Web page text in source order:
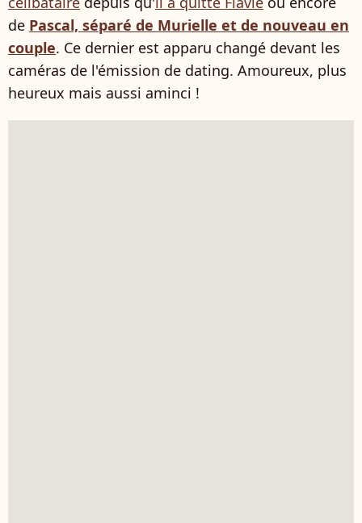
de Pascal, séparé de Murielle et de nouveau en
couple. Ce dernier est apparu changé devant les
caméras de l'émission de dating. Amoureux, plus
heureux mais aussi aminci !